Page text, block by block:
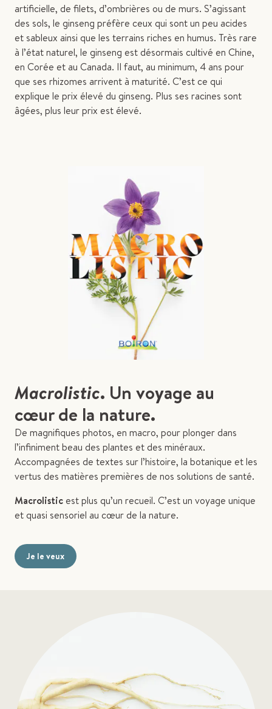
artificielle, de filets, d’ombrières ou de murs. S’agissant
des sols, le ginseng préfère ceux qui sont un peu acides
et sableux ainsi que les terrains riches en humus. Très rare
à l’état naturel, le ginseng est désormais cultivé en Chine,
en Corée et au Canada. Il faut, au minimum, 4 ans pour
que ses rhizomes arrivent à maturité. C’est ce qui
explique le prix élevé du ginseng. Plus ses racines sont
âgées, plus leur prix est élevé.
Macrolistic. Un voyage au
cœur de la nature.
De magnifiques photos, en macro, pour plonger dans
l’infiniment beau des plantes et des minéraux.
Accompagnées de textes sur l’histoire, la botanique et les
vertus des matières premières de nos solutions de santé.
Macrolistic est plus qu’un recueil. C’est un voyage unique
et quasi sensoriel au cœur de la nature.
Je le veux